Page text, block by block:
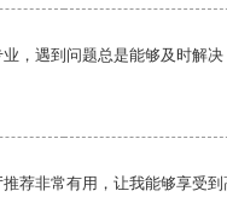
，遇到问题总是能够及时解
荐非常有用，让我能够享受